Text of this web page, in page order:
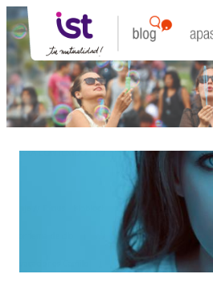
Saltar
al
contenido